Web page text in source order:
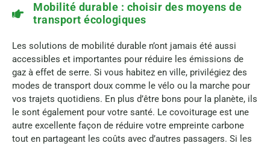
Mobilité durable : choisir des moyens de
transport écologiques
Les solutions de mobilité durable n’ont jamais été aussi
accessibles et importantes pour réduire les émissions de
gaz à effet de serre. Si vous habitez en ville, privilégiez des
modes de transport doux comme le vélo ou la marche pour
vos trajets quotidiens. En plus d’être bons pour la planète, ils
le sont également pour votre santé. Le covoiturage est une
autre excellente façon de réduire votre empreinte carbone
tout en partageant les coûts avec d’autres passagers. Si les